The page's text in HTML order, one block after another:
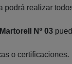
realizar
Nº 03
o certificaciones.